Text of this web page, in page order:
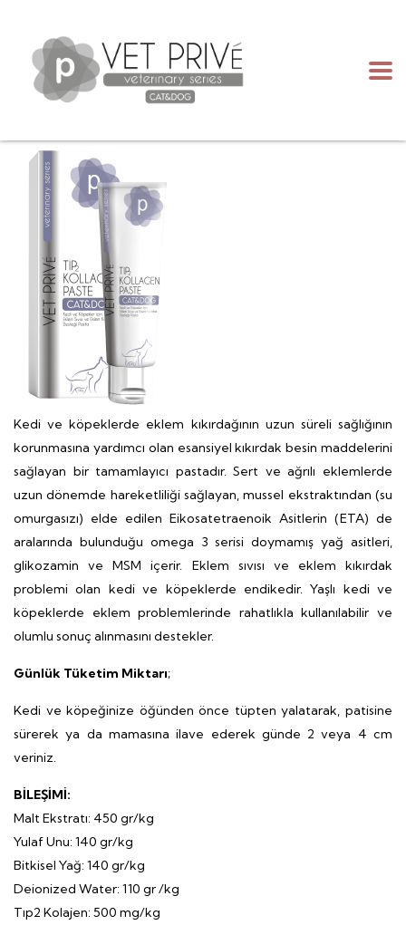
Kedi ve köpeklerde eklem kıkırdağının uzun süreli sağlığının
korunmasına yardımcı olan esansiyel kıkırdak besin maddelerini
sağlayan bir tamamlayıcı pastadır. Sert ve ağrılı eklemlerde
uzun dönemde hareketliliği sağlayan, mussel ekstraktından (su
omurgasızı) elde edilen Eikosatetraenoik Asitlerin (ETA) de
aralarında bulunduğu omega 3 serisi doymamış yağ asitleri,
glikozamin ve MSM içerir. Eklem sıvısı ve eklem kıkırdak
problemi olan kedi ve köpeklerde endikedir. Yaşlı kedi ve
köpeklerde eklem problemlerinde rahatlıkla kullanılabilir ve
olumlu sonuç alınmasını destekler.
Günlük Tüketim Miktarı;
Kedi ve köpeğinize öğünden önce tüpten yalatarak, patisine
sürerek ya da mamasına ilave ederek günde 2 veya 4 cm
veriniz.
BİLEŞİMİ:
Malt Ekstratı: 450 gr/kg
Yulaf Unu: 140 gr/kg
Bitkisel Yağ: 140 gr/kg
Deionized Water: 110 gr /kg
Tıp2 Kolajen: 500 mg/kg